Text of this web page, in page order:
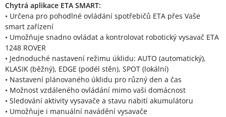
Chytrá aplikace ETA SMART:
• Určena pro pohodlné ovládání spotřebičů ETA přes Vaše
smart zařízení
• Umožňuje snadno ovládat a kontrolovat robotický vysavač ETA
1248 ROVER
• Jednoduché nastavení režimu úklidu: AUTO (automatický),
KLASIK (běžný), EDGE (podél stěn), SPOT (lokální)
• Nastavení plánovaného úklidu pro různý den a čas
• Možnost vzdáleného ovládání mimo vaši domácnost
• Sledování aktivity vysavače a stavu nabití akumulátoru
• Umožňuje i manuální navádění vysavače